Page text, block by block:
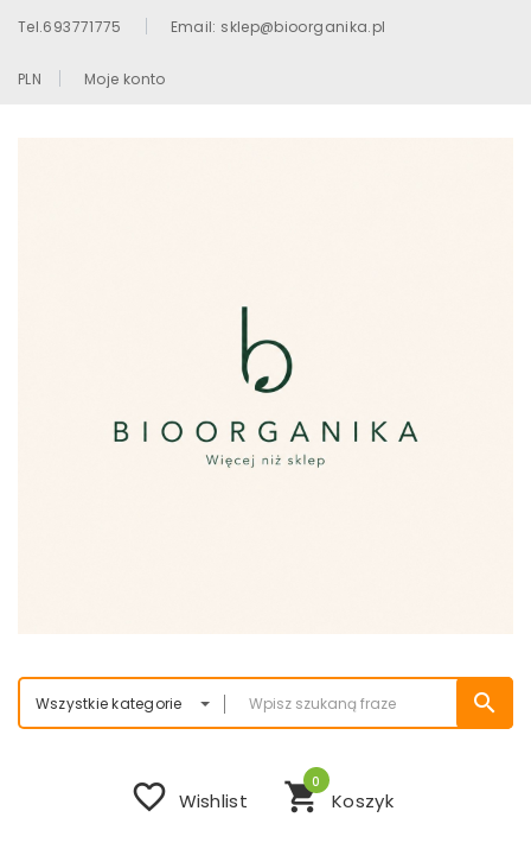
Tel.693771775 Email: sklep@bioorganika.pl
PLN Moje konto
Wszystkie kategorie search
shopping_cart Koszyk
0
favorite_border Wishlist